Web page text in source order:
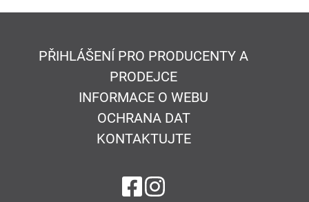
PŘIHLÁŠENÍ PRO PRODUCENTY A
PRODEJCE
INFORMACE O WEBU
OCHRANA DAT
KONTAKTUJTE
na Facebook
na Instagram